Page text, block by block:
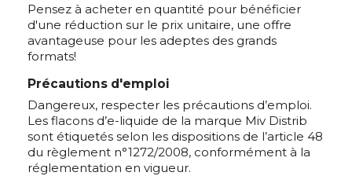
Pensez à acheter en quantité pour bénéficier
d'une réduction sur le prix unitaire, une offre
avantageuse pour les adeptes des grands
formats!
Précautions d'emploi
Dangereux, respecter les précautions d’emploi.
Les flacons d’e-liquide de la marque Miv Distrib
sont étiquetés selon les dispositions de l’article 48
du règlement n°1272/2008, conformément à la
réglementation en vigueur.